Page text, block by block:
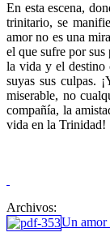
En esta escena,
trinitario, se
amor no es una
el que sufre por
la vida y el destino
suyas sus culpas.
miserable, no
compañía, la
vida en la
Archivos:
Un amor